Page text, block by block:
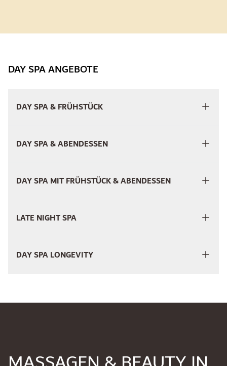
DAY SPA ANGEBOTE
DAY SPA & FRÜHSTÜCK
DAY SPA & ABENDESSEN
DAY SPA MIT FRÜHSTÜCK & ABENDESSEN
LATE NIGHT SPA
DAY SPA LONGEVITY